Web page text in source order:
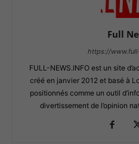
Full
https://
FULL-NEWS.INFO est un site
créé en janvier 2012 et basé à
positionnés comme un outil
divertissement de l’opinion